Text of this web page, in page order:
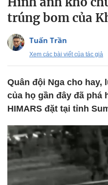
trúng bom của
Tuấn Trần
Xem các bài viết của tác giả
Quân đội Nga cho
của họ gần đây đã phá
HIMARS đặt tại tỉnh